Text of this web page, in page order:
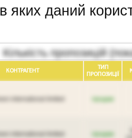
яких даний
Кількість пропозицій
КОНТРАГЕНТ
ТИП
ПРОПОЗИЦIЇ
продам
продам